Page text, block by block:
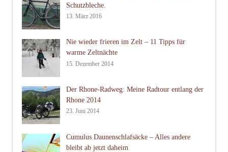
Schutzbleche.
13. März 2016
Nie wieder frieren im Zelt – 11 Tipps für
warme Zeltnächte
15. Dezember 2014
Der Rhone-Radweg: Meine Radtour entlang der
Rhone 2014
23. Juni 2014
Cumulus Daunenschlafsäcke – Alles andere
bleibt ab jetzt daheim